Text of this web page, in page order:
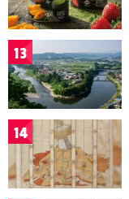
13
14